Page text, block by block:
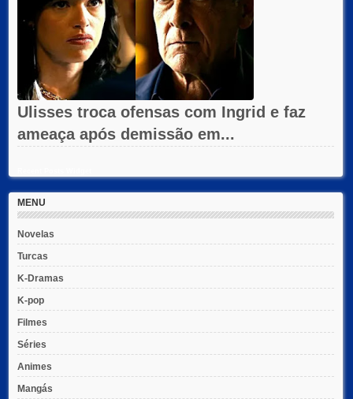
Ulisses troca ofensas com Ingrid e faz
ameaça após demissão em...
MENU
Novelas
Turcas
K-Dramas
K-pop
Filmes
Séries
Animes
Mangás